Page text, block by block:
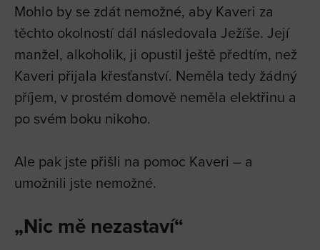
Mohlo by se zdát nemožné, aby Kaveri za
těchto okolností dál následovala Ježíše. Její
manžel, alkoholik, ji opustil ještě předtím, než
Kaveri přijala křesťanství. Neměla tedy žádný
příjem, v prostém domově neměla elektřinu a
po svém boku nikoho.
Ale pak jste přišli na pomoc Kaveri – a
umožnili jste nemožné.
„Nic mě nezastaví“